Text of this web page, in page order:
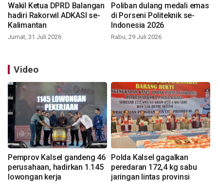
Wakil Ketua DPRD Balangan
hadiri Rakorwil ADKASI se-
Kalimantan
Jumat, 31 Juli 2026
Poliban dulang medali emas
di Porseni Politeknik se-
Indonesia 2026
Rabu, 29 Juli 2026
Video
Pemprov Kalsel gandeng 46
perusahaan, hadirkan 1.145
lowongan kerja
Polda Kalsel gagalkan
peredaran 172,4 kg sabu
jaringan lintas provinsi